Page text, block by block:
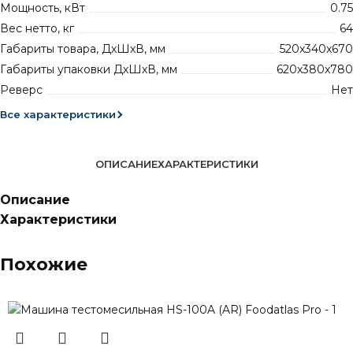
Мощность, кВт
0.75
Вес нетто, кг
64
Габариты товара, ДхШхВ, мм
520x340x670
Габариты упаковки ДхШхВ, мм
620x380x780
Реверс
Нет
Все характеристики
ОПИСАНИЕХАРАКТЕРИСТИКИ
Описание
Характеристики
Похожие